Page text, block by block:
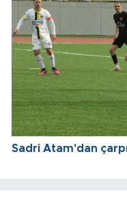
Sadri Atam'dan